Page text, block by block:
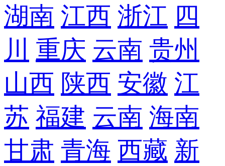
湖南 江西 浙江 四
川
重庆 云南 贵州
山西 陕西 安徽 江
苏 福建 云南 海南
甘肃 青海 西藏 新